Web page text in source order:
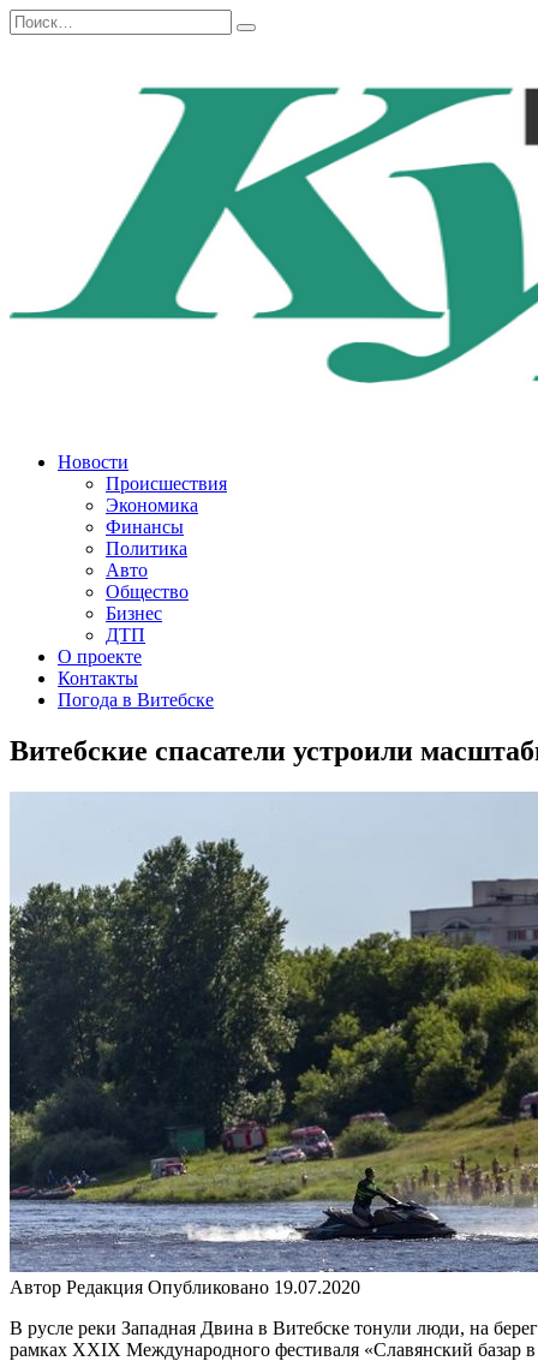
Перейти
к
Search
for:
Новости
Происшествия
Экономика
Финансы
Политика
Авто
Общество
Бизнес
ДТП
О проекте
Контакты
Погода в Витебске
Витебские спасатели устроили
Автор Редакция Опубликовано 19.07.2020
В русле реки Западная Двина в Витебске тонули люди, на
рамках ХХIX Международного фестиваля «Славянский базар